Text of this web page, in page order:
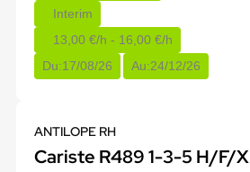
Interim
13,00 €/h - 16,00 €/h
Du:17/08/26 Au:24/12/26
ANTILOPE RH
Cariste R489 1-3-5 H/F/X